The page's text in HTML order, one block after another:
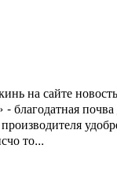
на сайте
благодатная почва
то...